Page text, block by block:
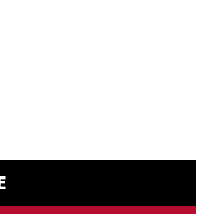
Cof040 Yağ